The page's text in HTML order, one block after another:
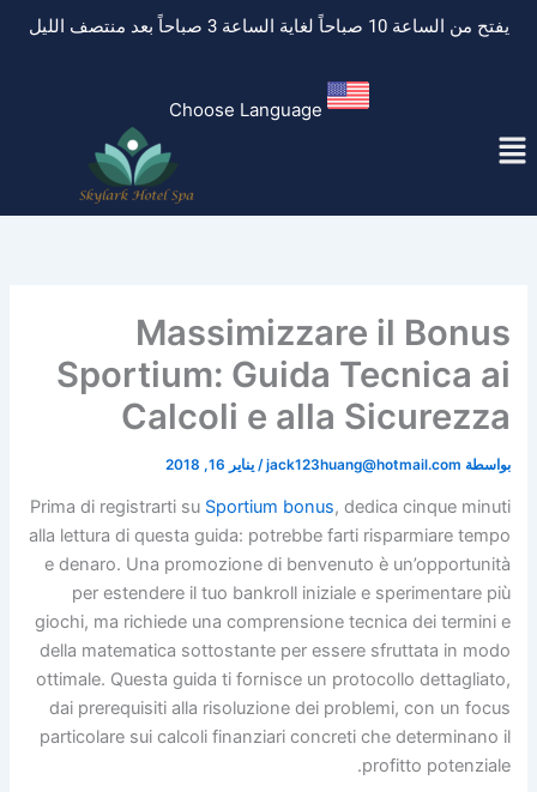
يفتح من الساعة 10 صباحاً لغاية الساعة 3 صباحاً بعد منتصف الليل
Choose Language
Massimizzare il Bonus
Sportium: Guida Tecnica ai
Calcoli e alla Sicurezza
بواسطة jack123huang@hotmail.com
/ يناير 16, 2018
Prima di registrarti suSportium bonus , dedica cinque minuti
alla lettura di questa guida: potrebbe farti risparmiare tempo
e denaro. Una promozione di benvenuto è un’opportunità
per estendere il tuo bankroll iniziale e sperimentare più
giochi, ma richiede una comprensione tecnica dei termini e
della matematica sottostante per essere sfruttata in modo
ottimale. Questa guida ti fornisce un protocollo dettagliato,
dai prerequisiti alla risoluzione dei problemi, con un focus
particolare sui calcoli finanziari concreti che determinano il
profitto potenziale.